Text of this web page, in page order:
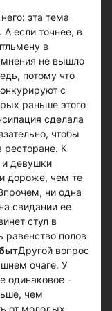
эта тема
если точнее, в
в
не вышло
потому что
с
раньше этого
сделала
чтобы
К
и девушки
дороже, чем те
ни одна
свидании ее
стул в
равенство полов
Другой вопрос
очаге. У
одинаковое -
чем
от молодых